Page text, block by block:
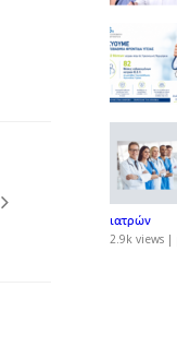
ιατρών
2.9k views |